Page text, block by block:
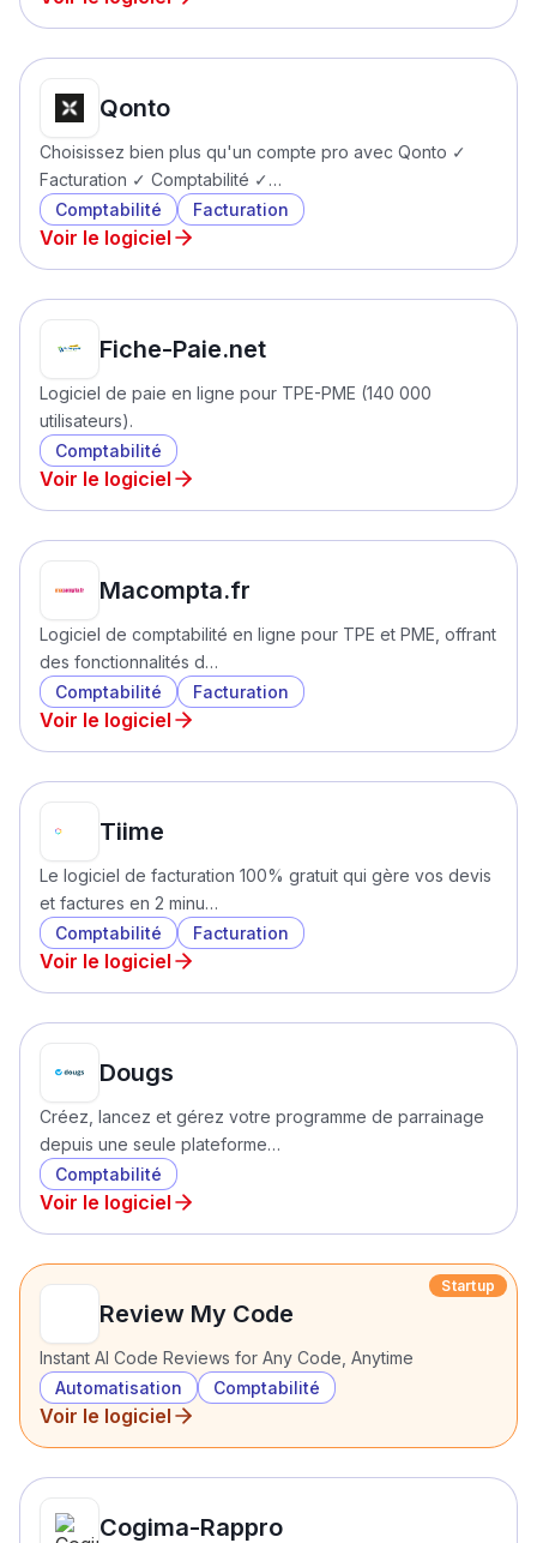
Qonto
Choisissez bien plus qu'un compte pro avec Qonto ✓
Facturation ✓ Comptabilité ✓…
Comptabilité
Facturation
Voir le logiciel
Fiche-Paie.net
Logiciel de paie en ligne pour TPE-PME (140 000
utilisateurs).
Comptabilité
Voir le logiciel
Macompta.fr
Logiciel de comptabilité en ligne pour TPE et PME, offrant
des fonctionnalités d…
Comptabilité
Facturation
Voir le logiciel
Tiime
Le logiciel de facturation 100% gratuit qui gère vos devis
et factures en 2 minu…
Comptabilité
Facturation
Voir le logiciel
Dougs
Créez, lancez et gérez votre programme de parrainage
depuis une seule plateforme…
Comptabilité
Voir le logiciel
Startup
Review My Code
Instant AI Code Reviews for Any Code, Anytime
Automatisation
Comptabilité
Voir le logiciel
Cogima-Rappro